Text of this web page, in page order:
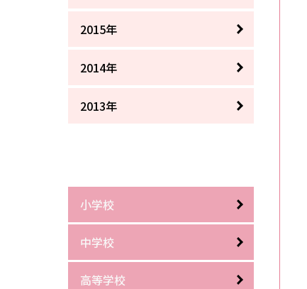
2015年
2014年
2013年
小学校
中学校
高等学校